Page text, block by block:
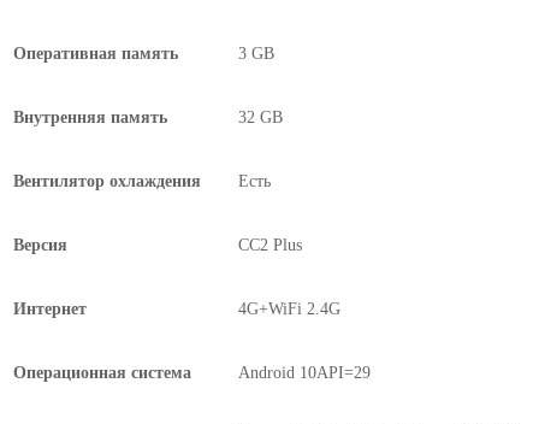
Оперативная память 3 GB
Внутренняя память 32 GB
Вентилятор охлаждения Есть
Версия CC2 Plus
Интернет 4G+WiFi 2.4G
Операционная система Android 10API=29